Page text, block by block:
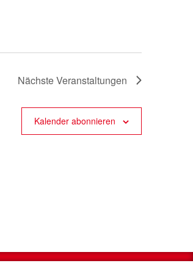
NächsteVeranstaltungen
Kalender abonnieren